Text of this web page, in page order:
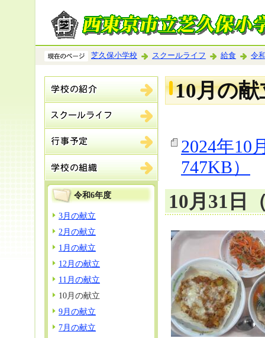
芝久保小学校 スクールライフ 給食 令
令和6年度
3月の献立
2月の献立
1月の献立
12月の献立
11月の献立
10月の献立
9月の献立
7月の献立
10月の献
2024年10
747KB）
10月31日